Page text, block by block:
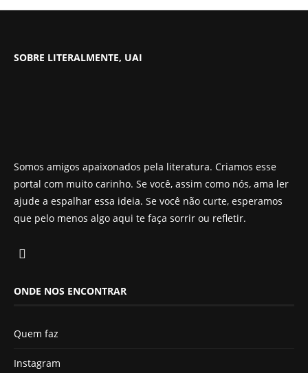
SOBRE LITERALMENTE, UAI
Somos amigos apaixonados pela literatura. Criamos esse
portal com muito carinho. Se você, assim como nós, ama ler
ajude a espalhar essa ideia. Se você não curte, esperamos
que pelo menos algo aqui te faça sorrir ou refletir.
ONDE NOS ENCONTRAR
Quem faz
Instagram